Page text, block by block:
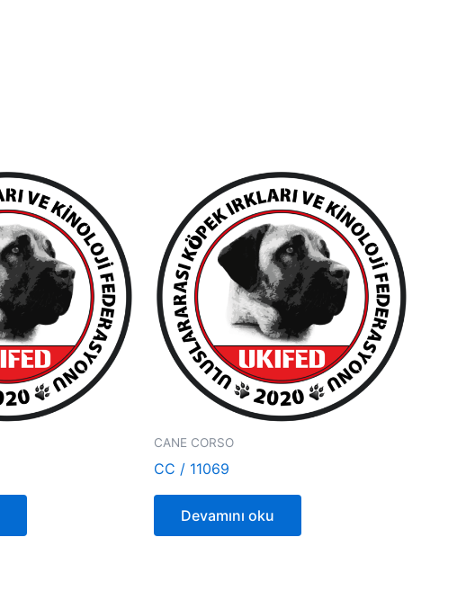
CANE CORSO
CC / 11069
Devamını oku